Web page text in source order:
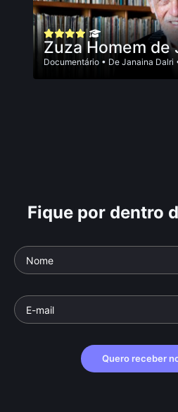
Zuza Homem de
Documentário • De Janaina Dalri
Fique por dentro
Quero receber